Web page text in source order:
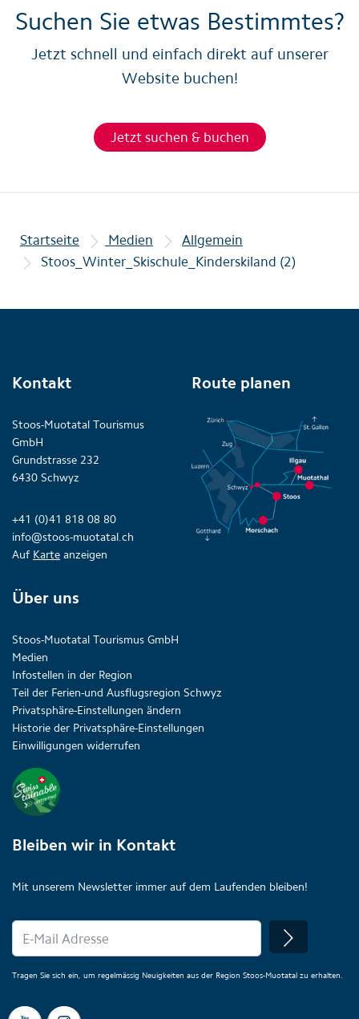
Suchen Sie etwas Bestimmtes?
Jetzt schnell und einfach direkt auf unserer
Website buchen!
Jetzt suchen & buchen
Startseite Medien
Allgemein
Stoos_Winter_Skischule_Kinderskiland (2)
Kontakt
Stoos-Muotatal Tourismus
GmbH
Grundstrasse 232
6430 Schwyz
+41 (0)41 818 08 80
info@stoos-muotatal.ch
Auf Karte anzeigen
Route planen
Über uns
Stoos-Muotatal Tourismus GmbH
Medien
Infostellen in der Region
Teil der Ferien-und Ausflugsregion Schwyz
Privatsphäre-Einstellungen ändern
Historie der Privatsphäre-Einstellungen
Einwilligungen widerrufen
Bleiben wir in Kontakt
Mit unserem Newsletter immer auf dem Laufenden bleiben!
Tragen Sie sich ein, um regelmässig Neuigkeiten aus der Region Stoos-Muotatal zu erhalten.